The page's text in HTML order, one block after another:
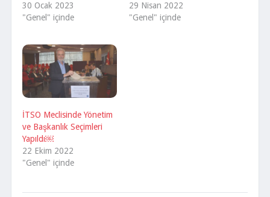
30 Ocak 2023
"Genel" içinde
29 Nisan 2022
"Genel" içinde
İTSO Meclisinde Yönetim
ve Başkanlık Seçimleri
Yapıldı￼
22 Ekim 2022
"Genel" içinde